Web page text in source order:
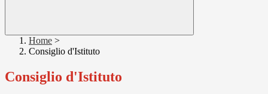
Home >
Consiglio d'Istituto
Consiglio d'Istituto